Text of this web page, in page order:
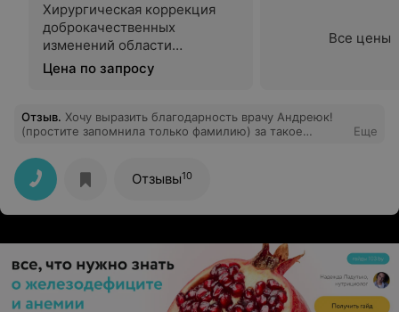
Хирургическая коррекция
доброкачественных
изменений области
гениталий
Цена по запросу
Все цены
Отзыв. Хочу выразить благодарность врачу Андреюк!
(простите запомнила только фамилию) за такое
холтеровского мониторирования!!! С теплой улыбкой
отвечала на все мои вопросы!!! Благодарю Сразу
видно,человек на своем месте!!! Проводила
холтеровское мониторирование в ЦГБ!
Еще
Отзывы10